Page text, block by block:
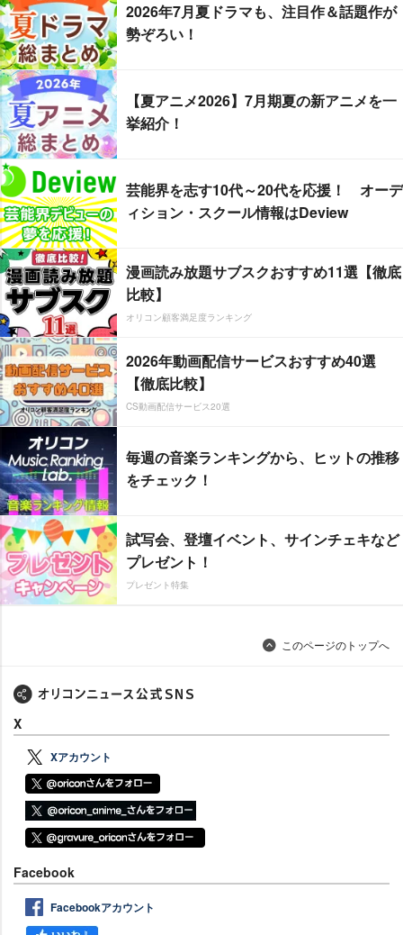
2026年7月夏ドラマも、注目作＆話題作が
勢ぞろい！
【夏アニメ2026】7月期夏の新アニメを一
挙紹介！
芸能界を志す10代～20代を応援！ オーデ
ィション・スクール情報はDeview
漫画読み放題サブスクおすすめ11選【徹底
比較】
オリコン顧客満足度ランキング
2026年動画配信サービスおすすめ40選
【徹底比較】
CS動画配信サービス20選
毎週の音楽ランキングから、ヒットの推移
をチェック！
試写会、登壇イベント、サインチェキなど
プレゼント！
プレゼント特集
このページのトップへ
X
Xアカウント
Facebook
Facebookアカウント